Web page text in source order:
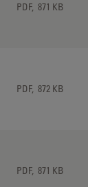
PDF, 871 KB
PDF, 872 KB
PDF, 871 KB